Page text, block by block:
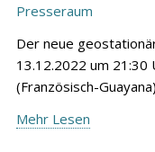
Presseraum
Der neue
13.12.2022 um 21:30
(Französisch-
Mehr Lesen